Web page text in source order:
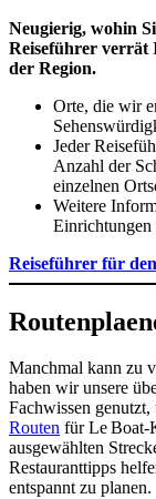
Neugierig, wohin
Reiseführer verrät
der Region.
Orte, die wir
Jeder
Anzahl der
einzelnen
Weitere
Einrichtungen
Reiseführer für
Manchmal kann zu
haben wir unsere
Fachwissen
Routen für Le Boat-
ausgewählten
Restauranttipps
entspannt zu planen.